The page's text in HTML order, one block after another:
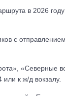
в 2026
с
«Северные
к ж/д вокзалу.